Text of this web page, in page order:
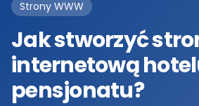
Strony WWW
Jak stworzyć
internetową
pensjonatu?